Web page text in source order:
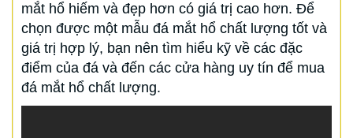
mắt hổ hiếm và đẹp hơn có giá trị cao hơn. Để
chọn được một mẫu đá mắt hổ chất lượng tốt và
giá trị hợp lý, bạn nên tìm hiểu kỹ về các đặc
điểm của đá và đến các cửa hàng uy tín để mua
đá mắt hổ chất lượng.